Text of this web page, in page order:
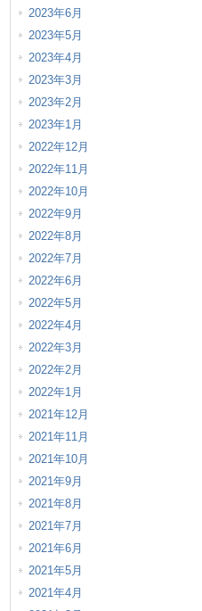
2023年6月
2023年5月
2023年4月
2023年3月
2023年2月
2023年1月
2022年12月
2022年11月
2022年10月
2022年9月
2022年8月
2022年7月
2022年6月
2022年5月
2022年4月
2022年3月
2022年2月
2022年1月
2021年12月
2021年11月
2021年10月
2021年9月
2021年8月
2021年7月
2021年6月
2021年5月
2021年4月